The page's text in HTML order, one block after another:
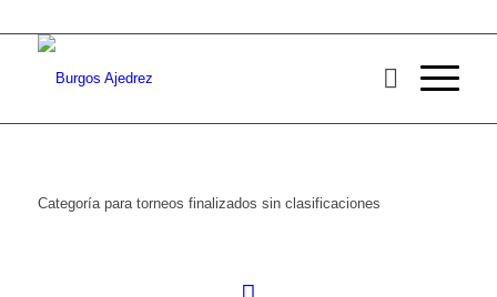
Categoría para torneos finalizados sin clasificaciones